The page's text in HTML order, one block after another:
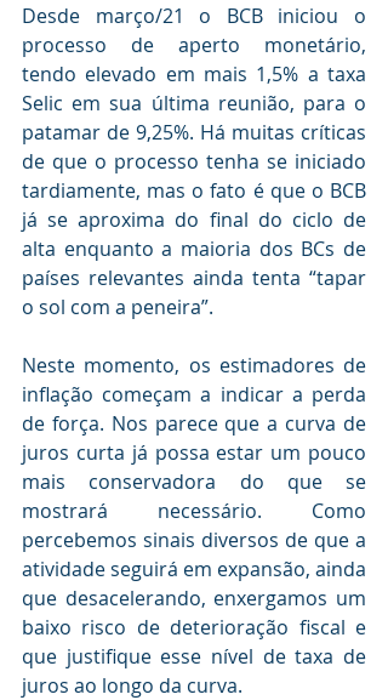
Desde março/21 o BCB iniciou o
processo de aperto monetário,
tendo elevado em mais 1,5% a taxa
Selic em sua última reunião, para o
patamar de 9,25%. Há muitas críticas
de que o processo tenha se iniciado
tardiamente, mas o fato é que o BCB
já se aproxima do final do ciclo de
alta enquanto a maioria dos BCs de
países relevantes ainda tenta “tapar
o sol com a peneira”.
Neste momento, os estimadores de
inflação começam a indicar a perda
de força. Nos parece que a curva de
juros curta já possa estar um pouco
mais conservadora do que se
mostrará necessário. Como
percebemos sinais diversos de que a
atividade seguirá em expansão, ainda
que desacelerando, enxergamos um
baixo risco de deterioração fiscal e
que justifique esse nível de taxa de
juros ao longo da curva.